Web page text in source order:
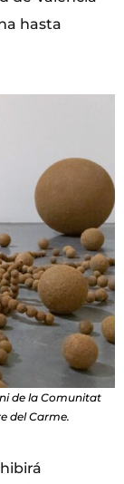
hasta
de la Comunitat
del Carme.